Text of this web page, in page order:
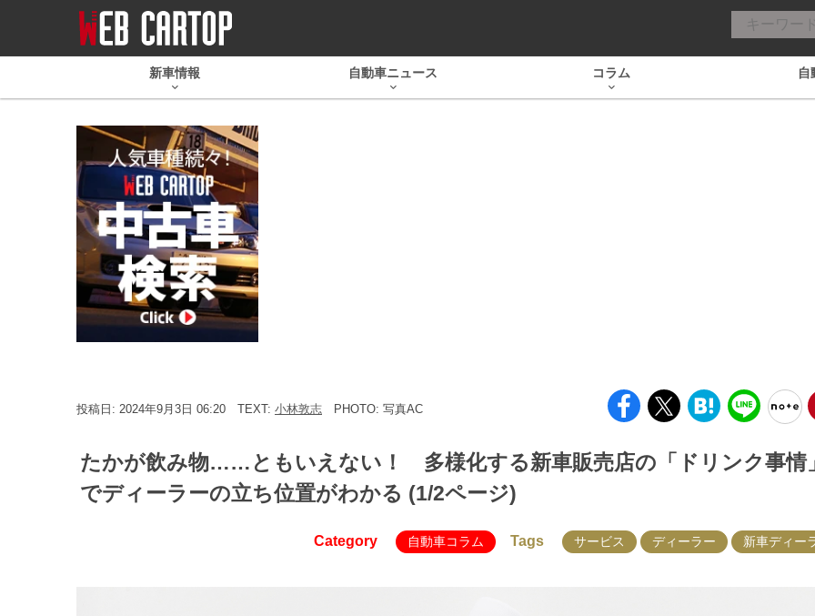
新車情報 自動車ニュース コラム 自
投稿日: 2024年9月3日 06:20 TEXT: 小林敦志 PHOTO: 写真AC
たかが飲み物……ともいえない！ 多様化する新車販売店の「ドリンク事情
でディーラーの立ち位置がわかる (1/2ページ)
Category 自動車コラム Tags サービス ディーラー 新車ディー